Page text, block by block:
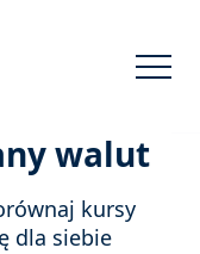
walut
kursy
dla siebie